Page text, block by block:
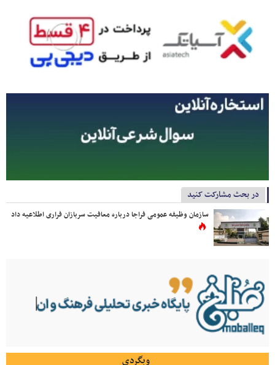
در بحث مشارکت کنید
سازمان وظیفه عمومی فراجا درباره معافیت سربازان فراری اطلاعیه داد
وبگردی